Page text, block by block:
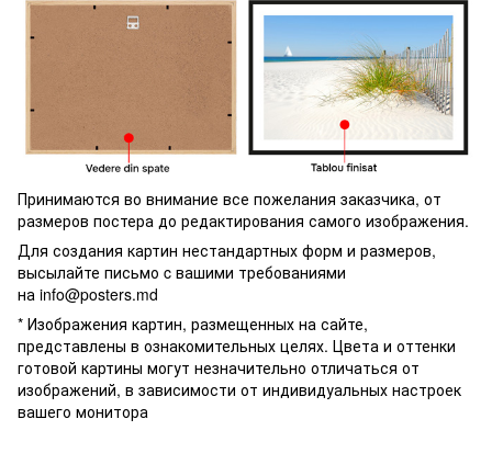
Принимаются во внимание все пожелания заказчика, от
размеров постера до редактирования самого изображения.
Для создания картин нестандартных форм и размеров,
высылайте письмо c вашими требованиями
на info@posters.md
* Изображения картин, размещенных на сайте,
представлены в ознакомительных целях. Цвета и оттенки
готовой картины могут незначительно отличаться от
изображений, в зависимости от индивидуальных настроек
вашего монитора